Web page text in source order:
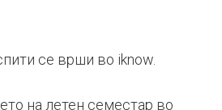
се врши во iknow.
на летен семестар во